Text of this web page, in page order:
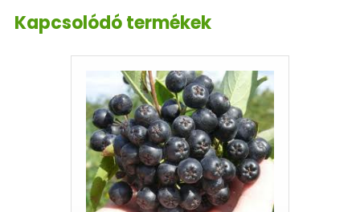
Kapcsolódó termékek